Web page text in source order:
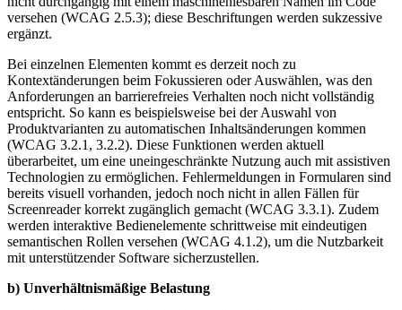
versehen (WCAG 2.5.3); diese Beschriftungen werden sukzessive
ergänzt.
Bei einzelnen Elementen kommt es derzeit noch zu
Kontextänderungen beim Fokussieren oder Auswählen, was den
Anforderungen an barrierefreies Verhalten noch nicht vollständig
entspricht. So kann es beispielsweise bei der Auswahl von
Produktvarianten zu automatischen Inhaltsänderungen kommen
(WCAG 3.2.1, 3.2.2). Diese Funktionen werden aktuell
überarbeitet, um eine uneingeschränkte Nutzung auch mit assistiven
Technologien zu ermöglichen. Fehlermeldungen in Formularen sind
bereits visuell vorhanden, jedoch noch nicht in allen Fällen für
Screenreader korrekt zugänglich gemacht (WCAG 3.3.1). Zudem
werden interaktive Bedienelemente schrittweise mit eindeutigen
semantischen Rollen versehen (WCAG 4.1.2), um die Nutzbarkeit
mit unterstützender Software sicherzustellen.
b) Unverhältnismäßige Belastung